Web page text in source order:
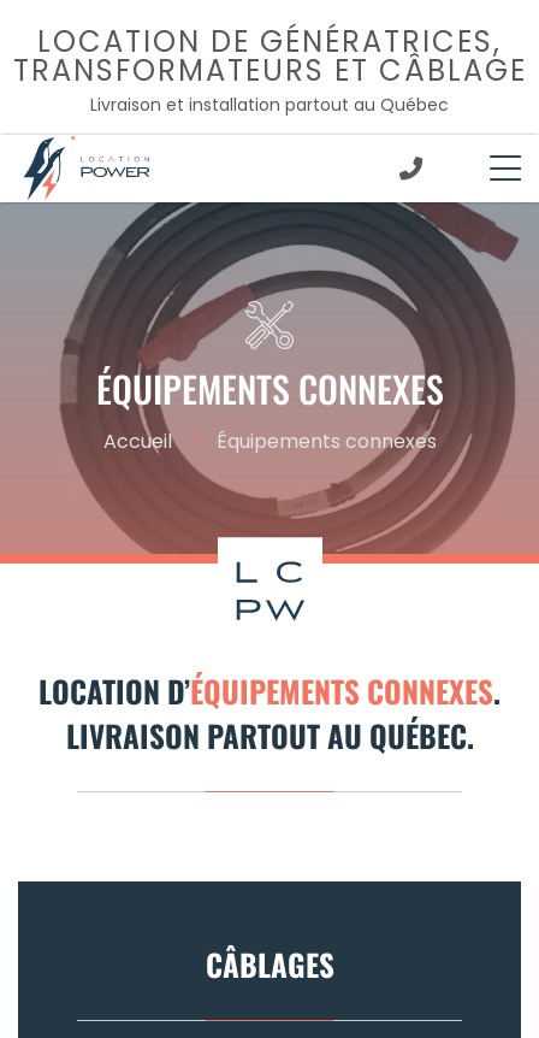
contenu
LOCATION DE GÉNÉRATRICES,
TRANSFORMATEURS ET CÂBLAGE
Livraison et installation partout au Québec
ÉQUIPEMENTS CONNEXES
Accueil Équipements connexes
LOCATION D’ÉQUIPEMENTS CONNEXES.
LIVRAISON PARTOUT AU QUÉBEC.
CÂBLAGES